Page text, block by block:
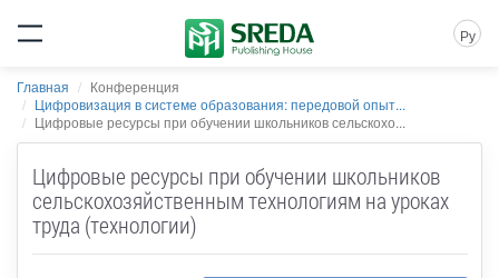
Ру
Главная
Конференция
Цифровизация в системе образования: передовой опыт...
Цифровые ресурсы при обучении школьников сельскохо...
Цифровые ресурсы при обучении школьников
сельскохозяйственным технологиям на уроках
труда (технологии)